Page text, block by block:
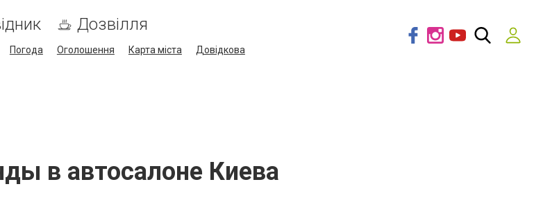
Дозвілля
Погода Оголошення Карта міста Довідкова
в автосалоне Киева